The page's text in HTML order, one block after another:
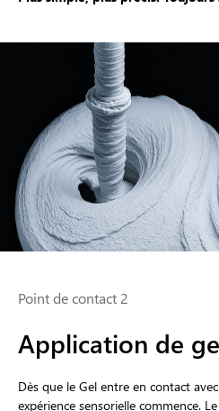
Point de contact 2
Application de
Dès que le Gel entre en contact
expérience sensorielle commence.